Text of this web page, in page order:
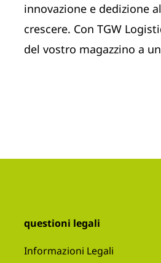
innovazione e dedizione
crescere. Con TGW
del vostro magazzino a
questioni legali
Informazioni Legali